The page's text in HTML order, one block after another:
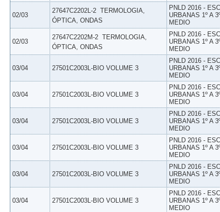
02/03
27647C2202L-2  TERMOLOGIA,
ÓPTICA, ONDAS
PNLD 2016 -
URBANAS 1º A
MEDIO
02/03
27647C2202M-2  TERMOLOGIA,
ÓPTICA, ONDAS
PNLD 2016 -
URBANAS 1º A
MEDIO
03/04 27501C2003L-BIO VOLUME 3
PNLD 2016 -
URBANAS 1º A
MEDIO
03/04 27501C2003L-BIO VOLUME 3
PNLD 2016 -
URBANAS 1º A
MEDIO
03/04 27501C2003L-BIO VOLUME 3
PNLD 2016 -
URBANAS 1º A
MEDIO
03/04 27501C2003L-BIO VOLUME 3
PNLD 2016 -
URBANAS 1º A
MEDIO
03/04 27501C2003L-BIO VOLUME 3
PNLD 2016 -
URBANAS 1º A
MEDIO
03/04 27501C2003L-BIO VOLUME 3
PNLD 2016 -
URBANAS 1º A
MEDIO